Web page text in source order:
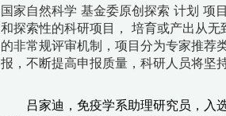
国家自然科学 基金委原创探索 计划 项
和探索性的科研项目，
培育或产出从无
的非常规评审机制，项目分为专家推荐
报，不断提高申报质量，科研人员将坚
吕家迪，免疫学系助理研究员，入